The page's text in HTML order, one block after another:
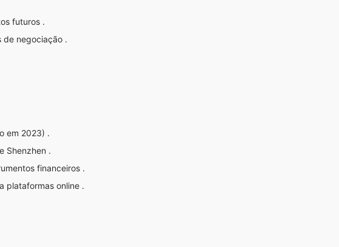
futuros .
de negociação .
em 2023) .
Shenzhen .
financeiros .
plataformas online .